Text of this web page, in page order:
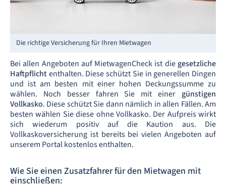
Die richtige Versicherung für Ihren Mietwagen
Bei allen Angeboten auf MietwagenCheck ist die gesetzliche
Haftpflichtenthalten. Diese schützt Sie in generellen Dingen
und ist am besten mit einer hohen Deckungssumme zu
wählen. Noch besser fahren Sie mit einer günstigen
Vollkasko. Diese schützt Sie dann nämlich in allen Fällen. Am
besten wählen Sie diese ohne Vollkasko. Der Aufpreis wirkt
sich wiederum positiv auf die Kaution aus. Die
Vollkaskoversicherung ist bereits bei vielen Angeboten auf
unserem Portal kostenlos enthalten.
Wie Sie einen Zusatzfahrer für den Mietwagen mit
einschließen: